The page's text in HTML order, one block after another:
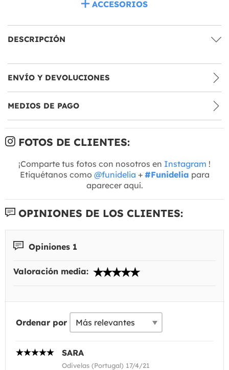
ACCESORIOS
DESCRIPCIÓN
ENVÍO Y DEVOLUCIONES
MEDIOS DE PAGO
FOTOS DE CLIENTES:
¡Comparte tus fotos con nosotros en Instagram !
Etiquétanos como @funidelia + #Funidelia para
aparecer aquí.
OPINIONES DE LOS CLIENTES:
Opiniones 1
Valoración media:
Ordenar por
SARA
Odivelas (Portugal) 17/4/21